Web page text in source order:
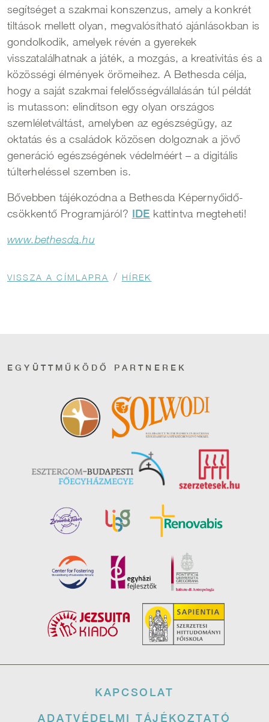
segítséget a szakmai konszenzus, amely a konkrét
tiltások mellett olyan, megvalósítható ajánlásokban is
gondolkodik, amelyek révén a gyerekek
visszatalálhatnak a játék, a mozgás, a kreativitás és a
közösségi élmények örömeihez. A Bethesda célja,
hogy a saját szakmai felelősségvállalásán túl példát
is mutasson: elindítson egy olyan országos
szemléletváltást, amelyben az egészségügy, az
oktatás és a családok közösen dolgoznak a jövő
generáció egészségének védelméért – a digitális
túlterheléssel szemben is.
Bővebben tájékozódna a Bethesda Képernyőidő-
csökkentő Programjáról? IDE kattintva megteheti!
www.bethesda.hu
Morzsa
VISSZA A CÍMLAPRA HÍREK
EGYÜTTMŰKÖDŐ PARTNEREK
KAPCSOLAT
ADATVÉDELMI TÁJÉKOZTATÓ